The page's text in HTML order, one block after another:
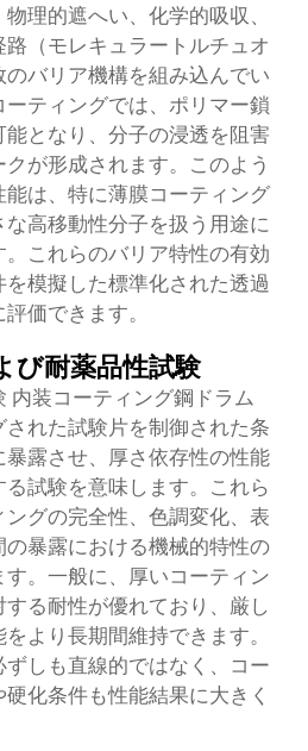
理的遮へい、化学的吸収、
（モレキュラートルチュオ
バリア機構を組み込んでい
ーティングでは、ポリマー鎖
となり、分子の浸透を阻害
が形成されます。このよう
は、特に薄膜コーティング
高移動性分子を扱う用途に
これらのバリア特性の有効
模擬した標準化された透過
価できます。
び耐薬品性試験
内装コーティング鋼ドラム
れた試験片を制御された条
露させ、厚さ依存性の性能
試験を意味します。これら
グの完全性、色調変化、表
暴露における機械的特性の
。一般に、厚いコーティン
る耐性が優れており、厳し
より長期間維持できます。
しも直線的ではなく、コー
化条件も性能結果に大きく